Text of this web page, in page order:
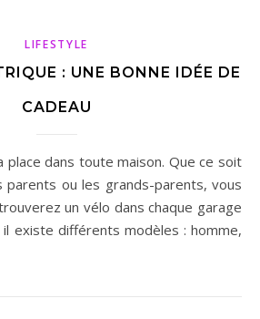
LIFESTYLE
: UNE BONNE IDÉE DE
CADEAU
parents ou les grands-parents, vous
un vélo dans chaque garage
il existe différents modèles : homme,